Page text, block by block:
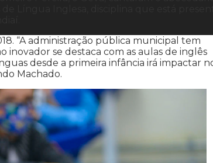
“A administração pública municipal tem
inovador se destaca com as aulas de inglês
desde a primeira infância irá impactar
Machado.